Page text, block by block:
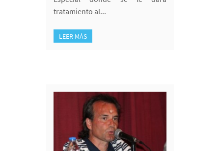
tratamiento al...
LEER MÁS